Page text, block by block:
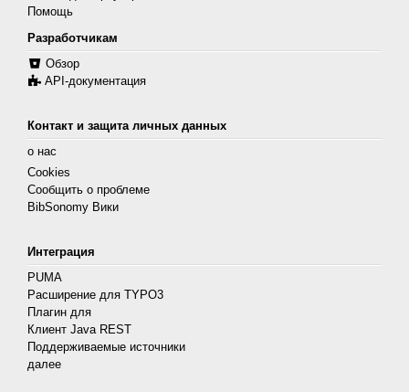
Помощь
Разработчикам
Обзор
API-документация
Контакт и защита личных данных
о нас
Cookies
Сообщить о проблеме
BibSonomy Вики
Интеграция
PUMA
Расширение для TYPO3
Плагин для
Клиент Java REST
Поддерживаемые источники
далее